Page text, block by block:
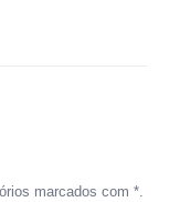
marcados com *.